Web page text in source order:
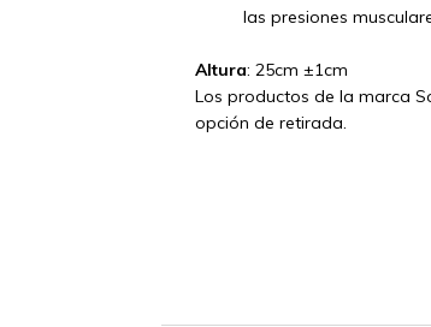
las presiones
Altura: 25cm ±1cm
Los productos de la marca
opción de retirada.